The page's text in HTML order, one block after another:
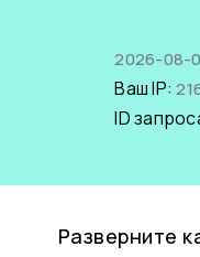
2026-08-
Ваш IP:
ID
Разверните